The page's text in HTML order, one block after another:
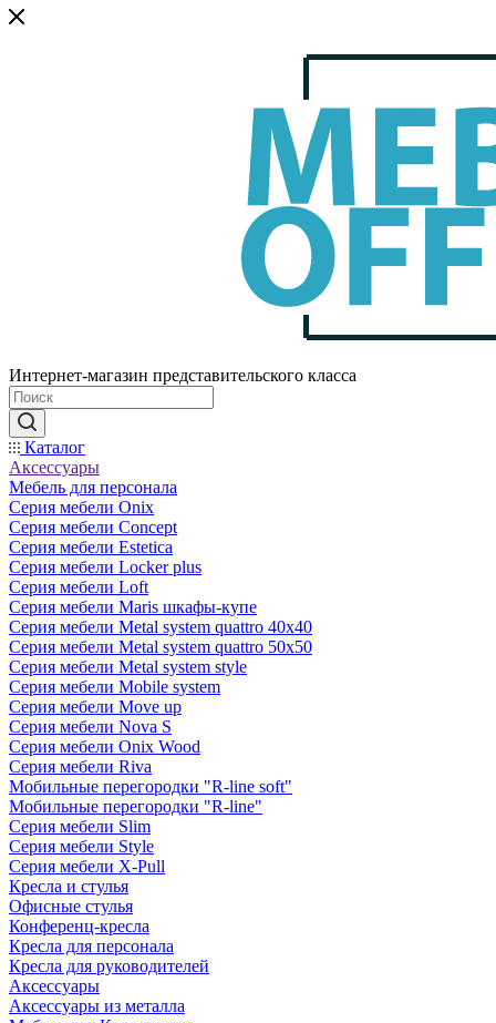
Интернет-магазин представительского класса
Каталог
Аксессуары
Мебель для персонала
Серия мебели Onix
Серия мебели Concept
Серия мебели Estetica
Серия мебели Locker plus
Серия мебели Loft
Серия мебели Maris шкафы-купе
Серия мебели Metal system quattro 40x40
Серия мебели Metal system quattro 50x50
Серия мебели Metal system style
Серия мебели Mobile system
Серия мебели Move up
Серия мебели Nova S
Серия мебели Onix Wood
Серия мебели Riva
Мобильные перегородки "R-line soft"
Мобильные перегородки "R-line"
Серия мебели Slim
Серия мебели Style
Серия мебели X-Pull
Кресла и стулья
Офисные стулья
Конференц-кресла
Кресла для персонала
Кресла для руководителей
Аксессуары
Аксессуары из металла